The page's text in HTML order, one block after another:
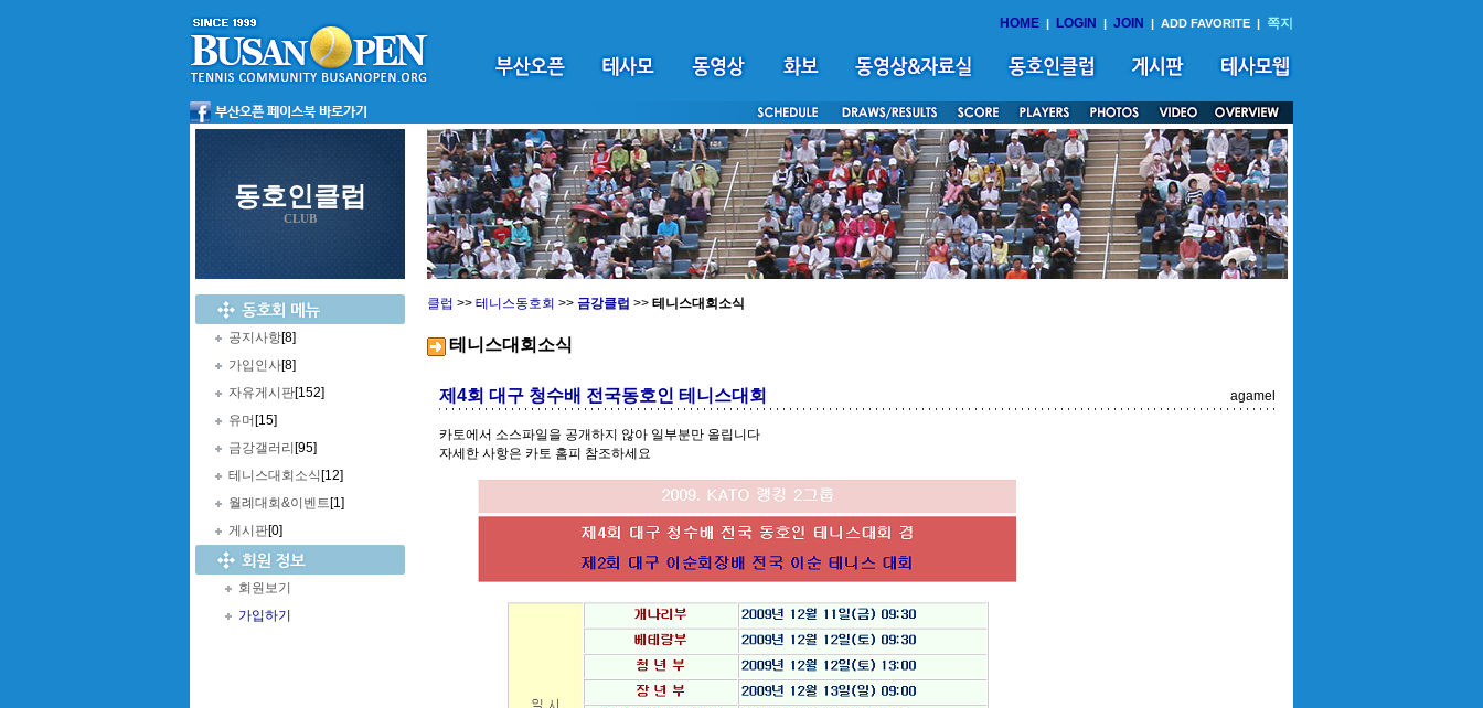
HOME | LOGIN | JOIN | ADD FAVORITE | 쪽지
동호인클럽
CLUB
공지사항[8]
가입인사[8]
자유게시판[152]
유머 [15]
금강갤러리 [95]
테니스대회소식 [12]
월례대회&이벤트[1]
게시판[0]
회원보기
가입하기
클럽 >> 테니스동호회 >> 금강클럽 >> 테니스대회소식
테니스대회소식
제4회 대구 청수배 전국동호인 테니스대회 agamel
카토에서 소스파일을 공개하지 않아 일부분만 올립니다
자세한 사항은 카토 홈피 참조하세요